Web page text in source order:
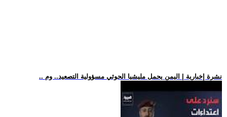
.. نشرة إخبارية | اليمن يحمل مليشيا الحوثي مسؤولية التصعيد.. وم